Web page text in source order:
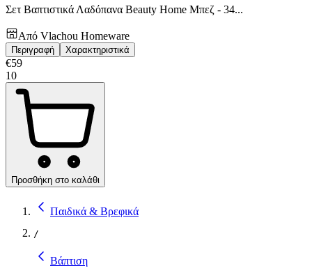
Σετ Βαπτιστικά Λαδόπανα Beauty Home Μπεζ - 34...
Από Vlachou Homeware
Περιγραφή Χαρακτηριστικά
€59
10
Προσθήκη στο καλάθι
Παιδικά & Βρεφικά
/
Βάπτιση